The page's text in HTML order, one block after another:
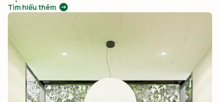
Tìm hiểu thêm